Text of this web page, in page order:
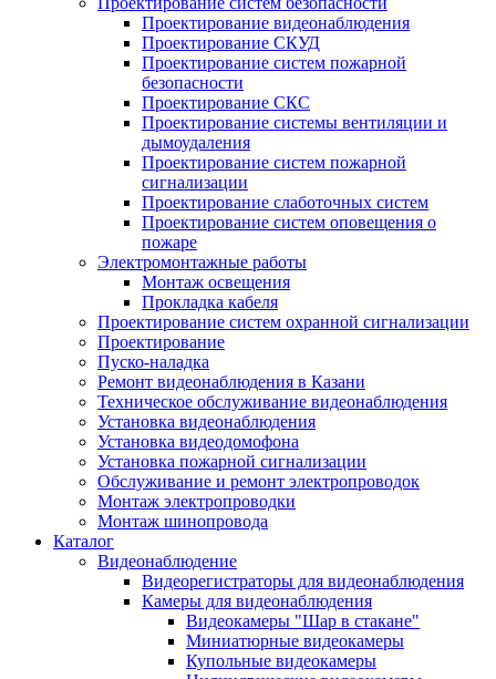
Проектирование видеонаблюдения
Проектирование СКУД
Проектирование систем пожарной
безопасности
Проектирование СКС
Проектирование системы вентиляции и
дымоудаления
Проектирование систем пожарной
сигнализации
Проектирование слаботочных систем
Проектирование систем оповещения о
пожаре
Электромонтажные работы
Монтаж освещения
Прокладка кабеля
Проектирование систем охранной сигнализации
Проектирование
Пуско-наладка
Ремонт видеонаблюдения в Казани
Техническое обслуживание видеонаблюдения
Установка видеонаблюдения
Установка видеодомофона
Установка пожарной сигнализации
Обслуживание и ремонт электропроводок
Монтаж электропроводки
Монтаж шинопровода
Каталог
Видеонаблюдение
Видеорегистраторы для видеонаблюдения
Камеры для видеонаблюдения
Видеокамеры "Шар в стакане"
Миниатюрные видеокамеры
Купольные видеокамеры